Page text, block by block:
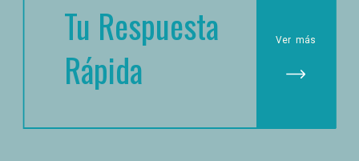
Tu Respuesta
Rápida
Ver más